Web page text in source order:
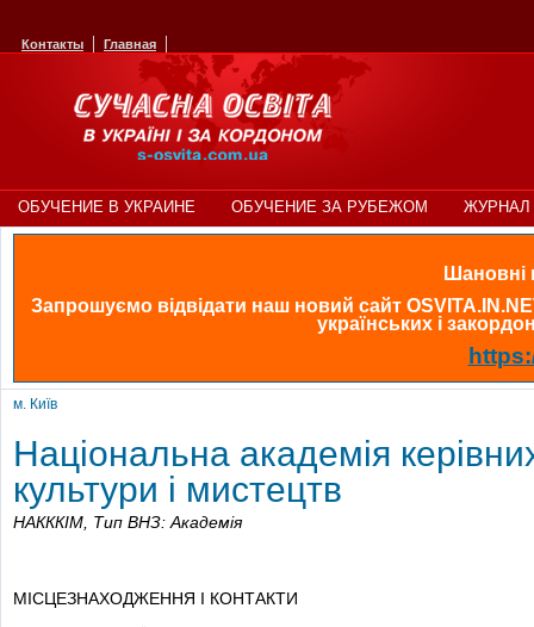
Контакты Главная
ОБУЧЕНИЕ В УКРАИНЕ ОБУЧЕНИЕ ЗА РУБЕЖОМ ЖУРНАЛ
Шановні
Запрошуємо відвідати наш новий сайт
українських і
м. Київ
Національна академія
культури і мистецтв
НАКККІМ, Тип ВНЗ: Академія
МІСЦЕЗНАХОДЖЕННЯ І КОНТАКТИ